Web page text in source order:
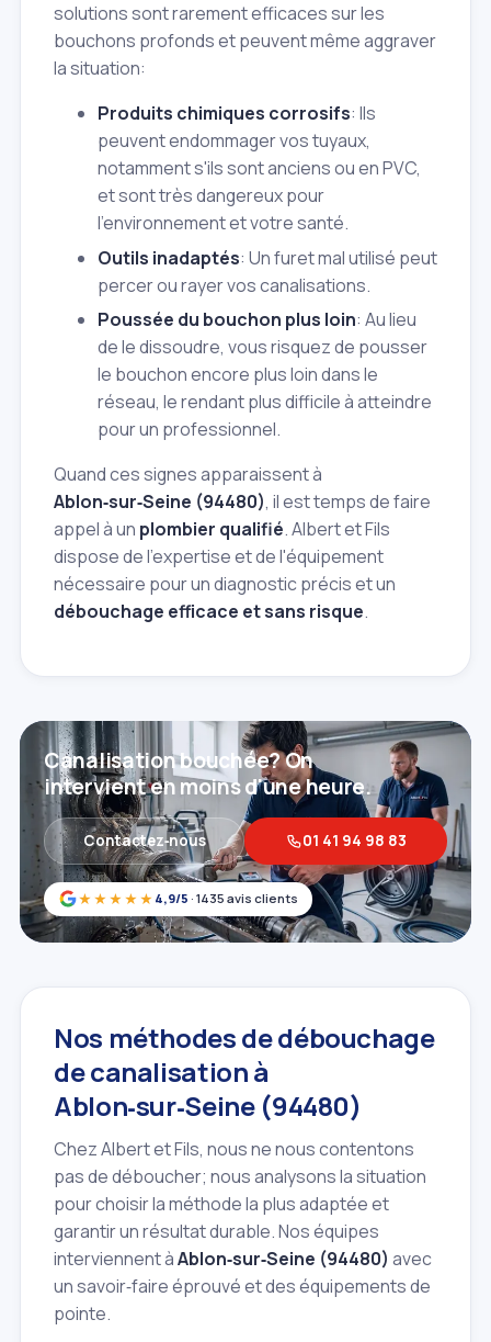
solutions sont rarement efficaces sur les
bouchons profonds et peuvent même aggraver
la situation:
Produits chimiques corrosifs: Ils
peuvent endommager vos tuyaux,
notamment s'ils sont anciens ou en PVC,
et sont très dangereux pour
l'environnement et votre santé.
Outils inadaptés: Un furet mal utilisé peut
percer ou rayer vos canalisations.
Poussée du bouchon plus loin: Au lieu
de le dissoudre, vous risquez de pousser
le bouchon encore plus loin dans le
réseau, le rendant plus difficile à atteindre
pour un professionnel.
Quand ces signes apparaissent à
Ablon‑sur‑Seine (94480), il est temps de faire
appel à un plombier qualifié. Albert et Fils
dispose de l'expertise et de l'équipement
nécessaire pour un diagnostic précis et un
débouchage efficace et sans risque.
★★★★★ 4,9/5 · 1435 avis clients
Canalisation bouchée? On
intervient en moins d'une heure.
Contactez‑nous 01 41 94 98 83
Nos méthodes de débouchage
de canalisation à
Ablon‑sur‑Seine (94480)
Chez Albert et Fils, nous ne nous contentons
pas de déboucher; nous analysons la situation
pour choisir la méthode la plus adaptée et
garantir un résultat durable. Nos équipes
interviennent àAblon‑sur‑Seine (94480) avec
un savoir‑faire éprouvé et des équipements de
pointe.